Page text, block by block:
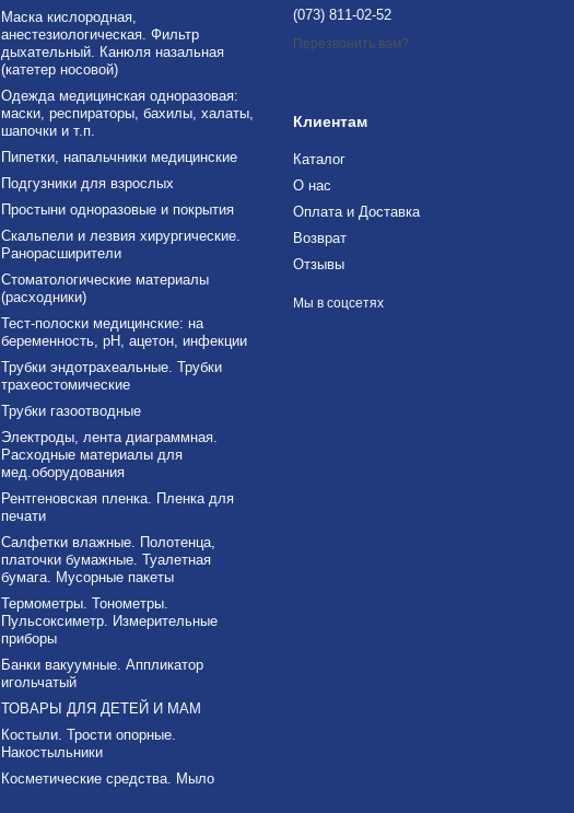
Маска кислородная,
анестезиологическая. Фильтр
дыхательный. Канюля назальная
(катетер носовой)
Одежда медицинская одноразовая:
маски, респираторы, бахилы, халаты,
шапочки и т.п.
Пипетки, напальчники медицинские
Подгузники для взрослых
Простыни одноразовые и покрытия
Скальпели и лезвия хирургические.
Ранорасширители
Стоматологические материалы
(расходники)
Тест-полоски медицинские: на
беременность, рН, ацетон, инфекции
Трубки эндотрахеальные. Трубки
трахеостомические
Трубки газоотводные
Электроды, лента диаграммная.
Расходные материалы для
мед.оборудования
Рентгеновская пленка. Пленка для
печати
Салфетки влажные. Полотенца,
платочки бумажные. Туалетная
бумага. Мусорные пакеты
Термометры. Тонометры.
Пульсоксиметр. Измерительные
приборы
Банки вакуумные. Аппликатор
игольчатый
ТОВАРЫ ДЛЯ ДЕТЕЙ И МАМ
Костыли. Трости опорные.
Накостыльники
Косметические средства. Мыло
(073) 811-02-52
Перезвонить вам?
Клиентам
Каталог
О нас
Оплата и Доставка
Возврат
Отзывы
Мы в соцсетях